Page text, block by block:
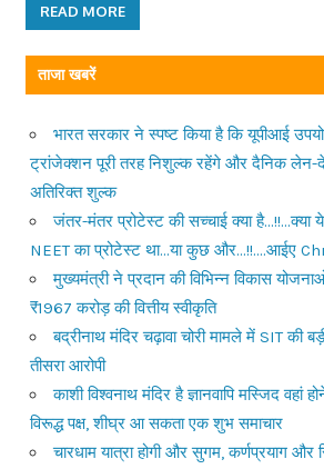
READ MORE
ताजा खबरें
भारत सरकार ने स्पष्ट किया है कि यूपीआई
ट्रांजेक्शन पूरी तरह निशुल्क रहेंगे और दैनिक लेन-
अतिरिक्त शुल्क
जंतर-मंतर प्रोटेस्ट की सच्चाई क्या है…!!…क्या
NEET का प्रोटेस्ट था…या कुछ और…!!….आईए
मुख्यमंत्री ने प्रदान की विभिन्न विकास योजनाओं
₹1967 करोड़ की वित्तीय स्वीकृति
बद्रीनाथ मंदिर चढ़ावा चोरी मामले में SIT की
तीसरा आरोपी
काशी विश्वनाथ मंदिर है ज्ञानवापि मस्जिद वहां
विरूद्ध पक्ष, शीघ्र आ सकता एक शुभ समाचार
चारधाम यात्रा होगी और सुगम, कर्णप्रयाग और